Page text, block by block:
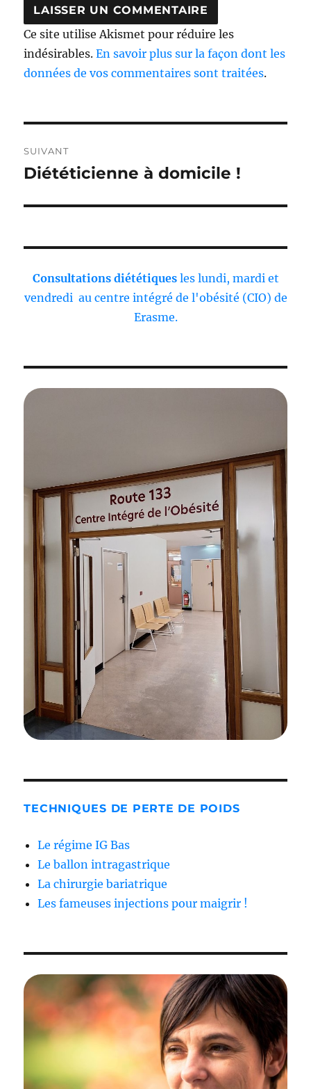
Ce site utilise Akismet pour réduire les
indésirables.En savoir plus sur la façon dont les
données de vos commentaires sont traitées.
de
l’article
SUIVANT
Publication
Diététicienne à domicile !
Consultations diététiquesles lundi, mardi et
vendredi au centre intégré de l'obésité (CIO) de
Erasme.
TECHNIQUES DE PERTE DE POIDS
Le régime IG Bas
Le ballon intragastrique
La chirurgie bariatrique
Les fameuses injections pour maigrir !